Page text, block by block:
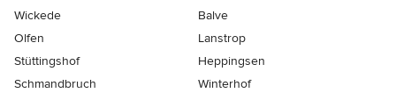
Wickede
Balve
Olfen
Lanstrop
Stüttingshof
Heppingsen
Schmandbruch
Winterhof